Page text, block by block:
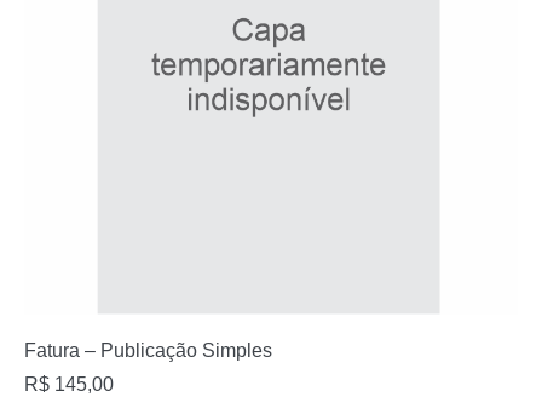
Fatura – Publicação Simples
R$ 145,00